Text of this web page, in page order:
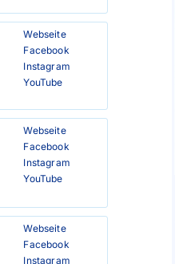
Webseite
Facebook
Instagram
YouTube
Webseite
Facebook
Instagram
YouTube
Webseite
Facebook
Instagram